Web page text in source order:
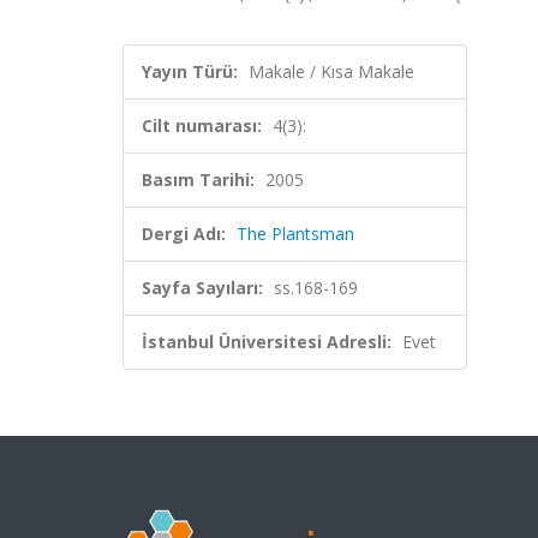
Yayın Türü: Makale / Kısa Makale
Cilt numarası: 4(3):
Basım Tarihi: 2005
Dergi Adı: The Plantsman
Sayfa Sayıları: ss.168-169
İstanbul Üniversitesi Adresli: Evet